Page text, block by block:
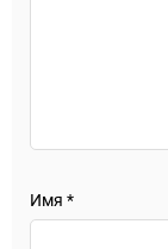
Имя *